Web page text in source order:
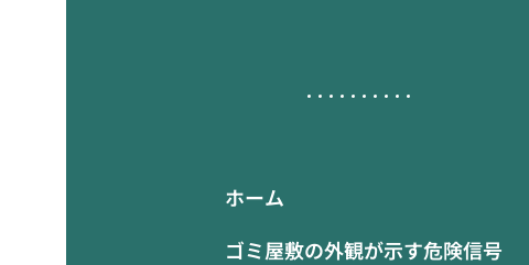
ホーム
ゴミ屋敷の外観が示す危険信号